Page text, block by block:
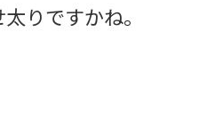
りですかね。